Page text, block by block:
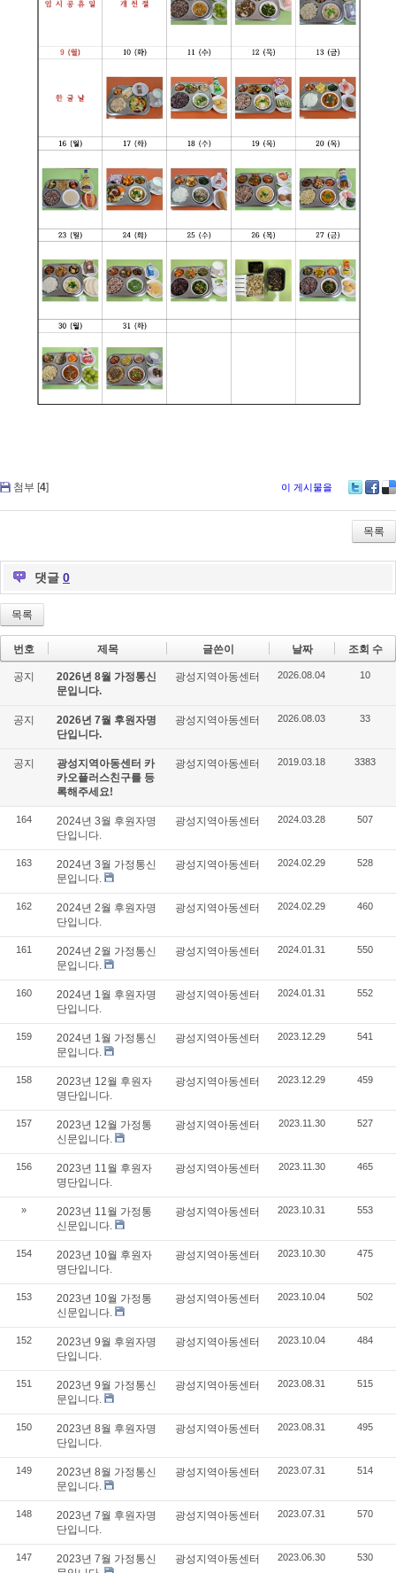
첨부 [4] 이 게시물을
bo
ok
ou
s
목록
댓글 0
목록
번호 제목 글쓴이 날짜 조회 수
공지
2026년 8월 가정통신
문입니다.
광성지역아동센터 2026.08.04 10
공지
2026년 7월 후원자명
단입니다.
광성지역아동센터 2026.08.03 33
공지
광성지역아동센터 카
카오플러스친구를 등
록해주세요!
광성지역아동센터 2019.03.18 3383
164
2024년 3월 후원자명
단입니다.
광성지역아동센터 2024.03.28 507
163
2024년 3월 가정통신
문입니다.
광성지역아동센터 2024.02.29 528
162
2024년 2월 후원자명
단입니다.
광성지역아동센터 2024.02.29 460
161
2024년 2월 가정통신
문입니다.
광성지역아동센터 2024.01.31 550
160
2024년 1월 후원자명
단입니다.
광성지역아동센터 2024.01.31 552
159
2024년 1월 가정통신
문입니다.
광성지역아동센터 2023.12.29 541
158
2023년 12월 후원자
명단입니다.
광성지역아동센터 2023.12.29 459
157
2023년 12월 가정통
신문입니다.
광성지역아동센터 2023.11.30 527
156
2023년 11월 후원자
명단입니다.
광성지역아동센터 2023.11.30 465
»
2023년 11월 가정통
신문입니다.
광성지역아동센터 2023.10.31 553
154
2023년 10월 후원자
명단입니다.
광성지역아동센터 2023.10.30 475
153
2023년 10월 가정통
신문입니다.
광성지역아동센터 2023.10.04 502
152
2023년 9월 후원자명
단입니다.
광성지역아동센터 2023.10.04 484
151
2023년 9월 가정통신
문입니다.
광성지역아동센터 2023.08.31 515
150
2023년 8월 후원자명
단입니다.
광성지역아동센터 2023.08.31 495
149
2023년 8월 가정통신
문입니다.
광성지역아동센터 2023.07.31 514
148
2023년 7월 후원자명
단입니다.
광성지역아동센터 2023.07.31 570
147
2023년 7월 가정통신
광성지역아동센터 2023.06.30 530